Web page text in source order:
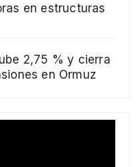
en estructuras
2,75 % y cierra
en Ormuz